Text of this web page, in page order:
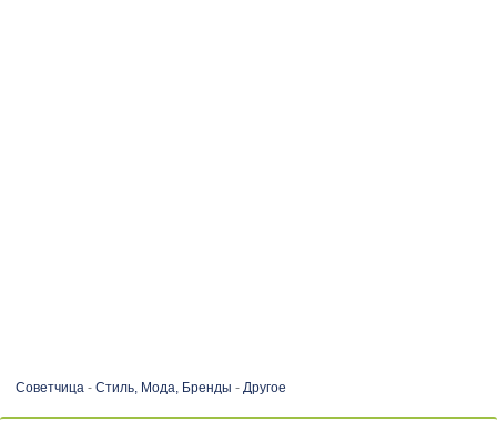
Советчица- Стиль, Мода, Бренды - Другое